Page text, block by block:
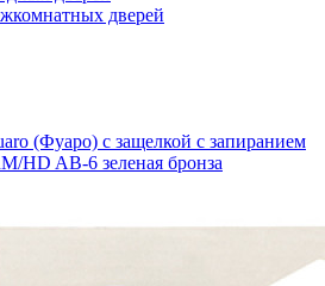
дверей
(Фуаро) с защелкой c запиранием
HD AB-6 зеленая бронза